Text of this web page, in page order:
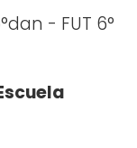
- FUT 6°